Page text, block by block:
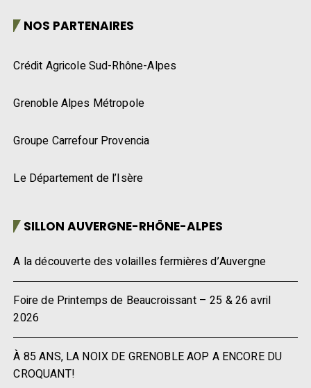
NOS PARTENAIRES
Crédit Agricole Sud-Rhône-Alpes
Grenoble Alpes Métropole
Groupe Carrefour Provencia
Le Département de l’Isère
SILLON AUVERGNE-RHÔNE-ALPES
A la découverte des volailles fermières d’Auvergne
Foire de Printemps de Beaucroissant – 25 & 26 avril
2026
À 85 ANS, LA NOIX DE GRENOBLE AOP A ENCORE DU
CROQUANT!